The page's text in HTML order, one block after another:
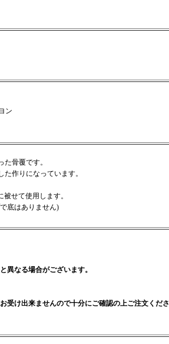
ン
骨覆です。
作りになっています。
せて使用します。
底はありません)
異なる場合がございます。
受け出来ませんので十分にご確認の上ご注文くださ